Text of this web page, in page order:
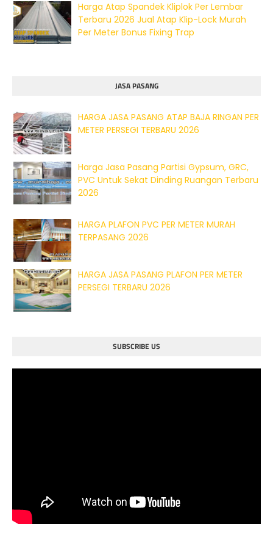
Harga Atap Spandek Kliplok Per Lembar
Terbaru 2026 Jual Atap Klip-Lock Murah
Per Meter Bonus Fixing Trap
JASA PASANG
HARGA JASA PASANG ATAP BAJA RINGAN PER
METER PERSEGI TERBARU 2026
Harga Jasa Pasang Partisi Gypsum, GRC,
PVC Untuk Sekat Dinding Ruangan Terbaru
2026
HARGA PLAFON PVC PER METER MURAH
TERPASANG 2026
HARGA JASA PASANG PLAFON PER METER
PERSEGI TERBARU 2026
SUBSCRIBE US